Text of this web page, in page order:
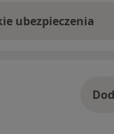
ubezpieczenia